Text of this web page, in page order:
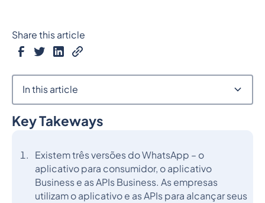
Key Takeways
Existem três versões do WhatsApp – o
aplicativo para consumidor, o aplicativo
Business e as APIs Business. As empresas
utilizam o aplicativo e as APIs para alcançar seus
Share this article
In this article
Heading 2